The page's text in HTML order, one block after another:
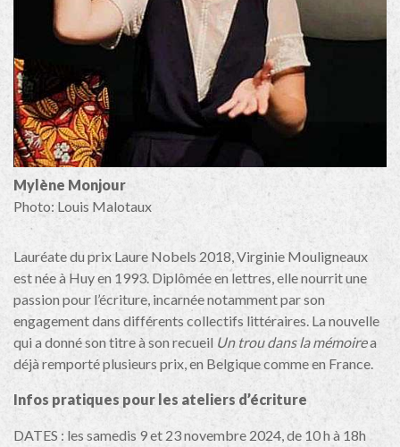
Mylène Monjour
Photo: Louis Malotaux
Lauréate du prix Laure Nobels 2018, Virginie Mouligneaux
est née à Huy en 1993. Diplômée en lettres, elle nourrit une
passion pour l’écriture, incarnée notamment par son
engagement dans différents collectifs littéraires. La nouvelle
qui a donné son titre à son recueil Un trou dans la mémoirea
déjà remporté plusieurs prix, en Belgique comme en France.
Infos pratiques pour les ateliers d’écriture
DATES : les samedis 9 et 23 novembre 2024, de 10 h à 18h